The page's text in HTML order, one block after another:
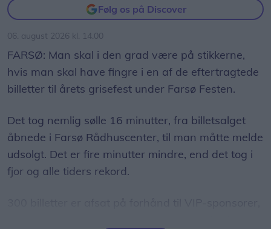
Følg os på Discover
06. august 2026 kl. 14.00
FARSØ: Man skal i den grad være på stikkerne,
hvis man skal have fingre i en af de eftertragtede
billetter til årets grisefest under Farsø Festen.
Det tog nemlig sølle 16 minutter, fra billetsalget
åbnede i Farsø Rådhuscenter, til man måtte melde
udsolgt. Det er fire minutter mindre, end det tog i
fjor og alle tiders rekord.